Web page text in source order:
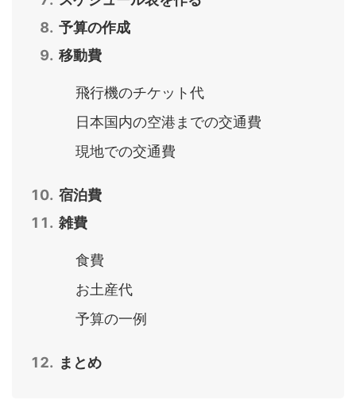
予算の作成
移動費
飛行機のチケット代
日本国内の空港までの交通費
現地での交通費
宿泊費
雑費
食費
お土産代
予算の一例
まとめ